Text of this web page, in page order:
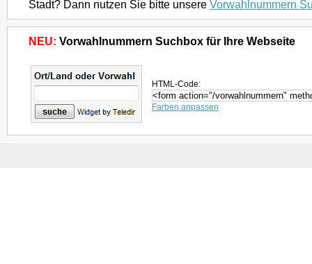
Stadt? Dann nutzen Sie bitte unsere Vorwahlnummern
NEU: Vorwahlnummern Suchbox für Ihre Webseite
HTML-Code:
Farben anpassen